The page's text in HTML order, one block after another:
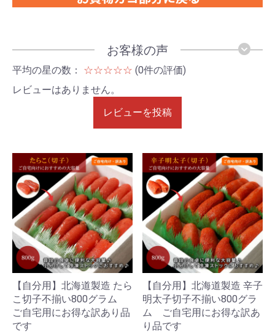
お客様の声
平均の星の数： ☆☆☆☆☆ (0件の評価)
レビューはありません。
レビューを投稿
【自分用】北海道製造 たら
こ切子不揃い800グラム
ご自宅用にお得な訳あり品
です
【自分用】北海道製造 辛子
明太子切子不揃い800グラ
ム ご自宅用にお得な訳あ
り品です